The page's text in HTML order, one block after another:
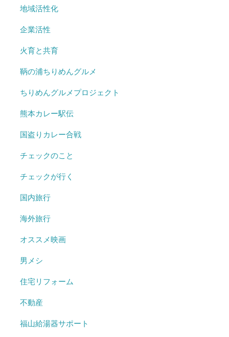
地域活性化
企業活性
火育と共育
鞆の浦ちりめんグルメ
ちりめんグルメプロジェクト
熊本カレー駅伝
国盗りカレー合戦
チェックのこと
チェックが行く
国内旅行
海外旅行
オススメ映画
男メシ
住宅リフォーム
不動産
福山給湯器サポート